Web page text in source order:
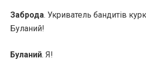
Заброда. Укриватель бандитів
Буланий!
Буланий. Я!